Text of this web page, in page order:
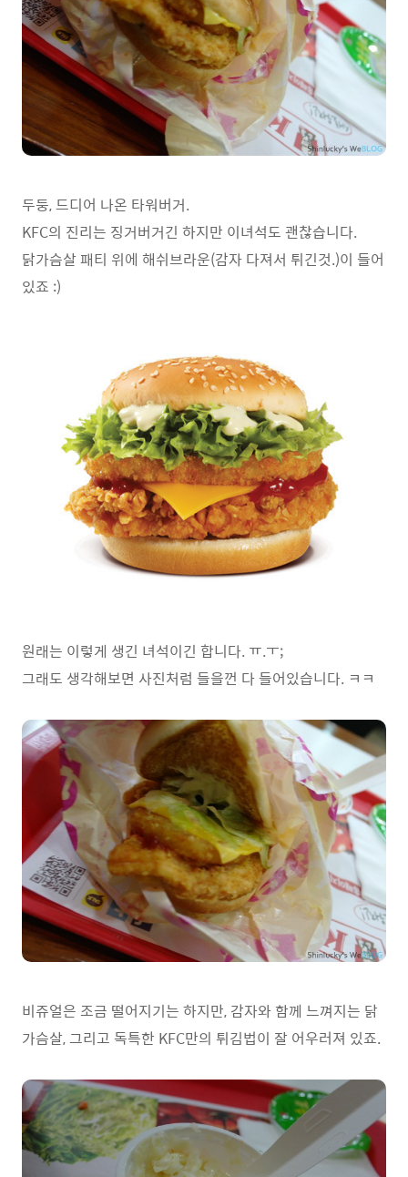
두둥, 드디어 나온 타워버거.
KFC의 진리는 징거버거긴 하지만 이녀석도 괜찮습니다.
닭가슴살 패티 위에 해쉬브라운(감자 다져서 튀긴것.)이 들어
있죠 :)
원래는 이렇게 생긴 녀석이긴 합니다. ㅠ.ㅜ;
그래도 생각해보면 사진처럼 들을껀 다 들어있습니다. ㅋㅋ
비쥬얼은 조금 떨어지기는 하지만, 감자와 함께 느껴지는 닭
가슴살, 그리고 독특한 KFC만의 튀김법이 잘 어우러져 있죠.